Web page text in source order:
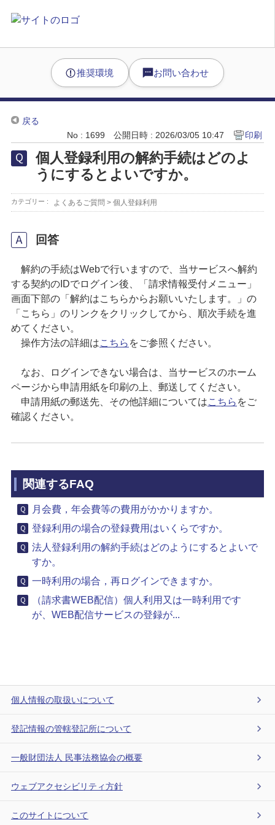
推奨環境 お問い合わせ
戻る
No : 1699
公開日時 : 2026/03/05 10:47 印刷
個人登録利用の解約手続はどのよ
うにするとよいですか。
カテゴリー : よくあるご質問 > 個人登録利用
回答
解約の手続はWebで行いますので、当サービスへ解約
する契約のIDでログイン後、「請求情報受付メニュー」
画面下部の「解約はこちらからお願いいたします。」の
「こちら」のリンクをクリックしてから、順次手続を進
めてください。
操作方法の詳細はこちら をご参照ください。
なお、ログインできない場合は、当サービスのホーム
ページから申請用紙を印刷の上、郵送してください。
申請用紙の郵送先、その他詳細についてはこちら をご
確認ください。
関連するFAQ
月会費，年会費等の費用がかかりますか。
登録利用の場合の登録費用はいくらですか。
法人登録利用の解約手続はどのようにするとよいで
すか。
一時利用の場合，再ログインできますか。
（請求書WEB配信）個人利用又は一時利用です
が、WEB配信サービスの登録が...
個人情報の取扱いについて
登記情報の管轄登記所について
一般財団法人 民事法務協会の概要
ウェブアクセシビリティ方針
このサイトについて